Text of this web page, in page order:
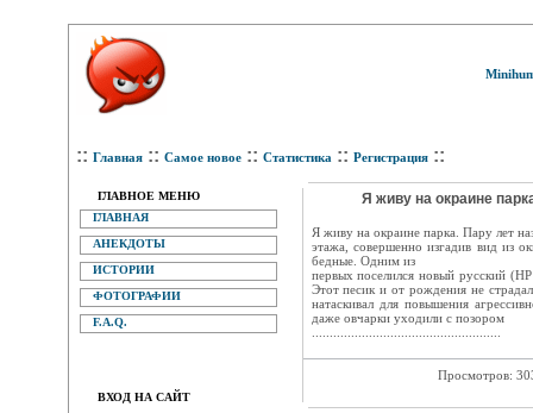
:: Главная :: Самое новое :: Статистика :: Регистрация ::
ГЛАВНОЕ МЕНЮ
ГЛАВНАЯ
АНЕКДОТЫ
ИСТОРИИ
ФОТОГРАФИИ
F.A.Q.
ВХОД НА САЙТ
Я живу на окраине
Я живу на окраине парка. Пару лет
этажа, совершенно изгадив вид из
бедные. Одним из
первых поселился новый русский
Этот песик и от рождения не
натаскивал для повышения
даже овчарки уходили с позором
Просмотров: